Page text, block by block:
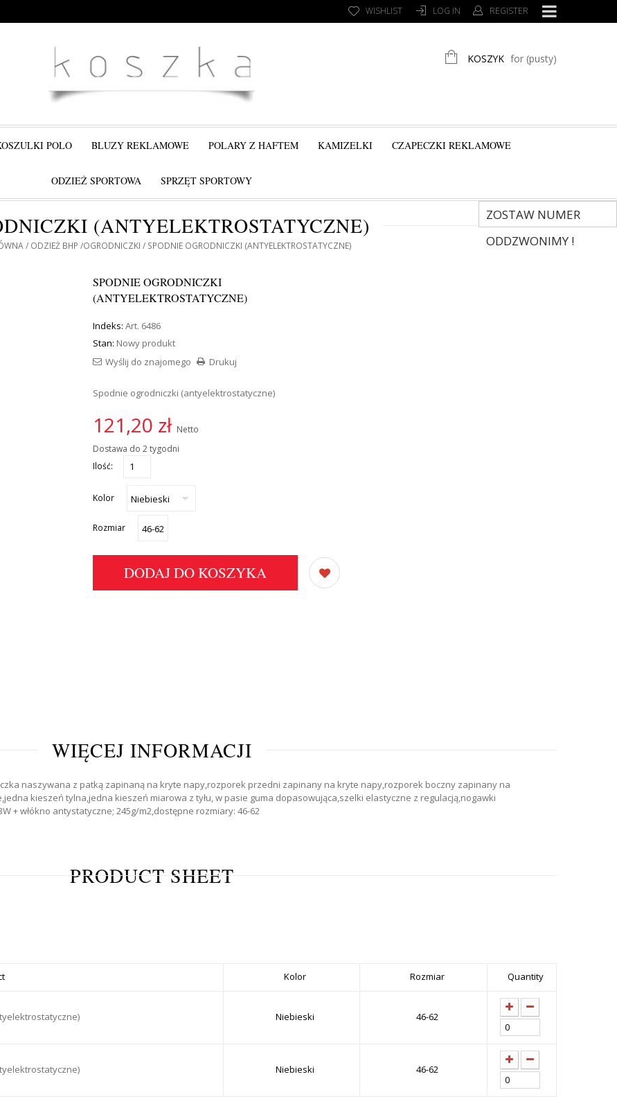
LOG IN REGISTER
WISHLIST
KOSZYK for (pusty)
POLO BLUZY REKLAMOWE POLARY Z HAFTEM KAMIZELKI CZAPECZKI REKLAMOWE
ODZIEŻ SPORTOWA SPRZĘT SPORTOWY
ZOSTAW NUMER
ODDZWONIMY !
(ANTYELEKTROSTATYCZNE)
ODZIEŻ BHP OGRODNICZKI SPODNIE OGRODNICZKI (ANTYELEKTROSTATYCZNE)
SPODNIE OGRODNICZKI
(ANTYELEKTROSTATYCZNE)
Indeks: Art. 6486
Stan: Nowy produkt
Drukuj
Wyślij do znajomego
Spodnie ogrodniczki (antyelektrostatyczne)
121,20 zł Netto
Dostawa do 2 tygodni
Ilość:
Kolor
Rozmiar
DODAJ DO KOSZYKA
WIĘCEJ INFORMACJI
naszywana z patką zapinaną na kryte napy,rozporek przedni zapinany na kryte napy,rozporek boczny zapinany na
kieszeń tylna,jedna kieszeń miarowa z tyłu, w pasie guma dopasowująca,szelki elastyczne z regulacją,nogawki
+ włókno antystatyczne; 245g/m2,dostępne rozmiary: 46-62
PRODUCT SHEET
Kolor Rozmiar Quantity
Niebieski 46-62
Niebieski 46-62